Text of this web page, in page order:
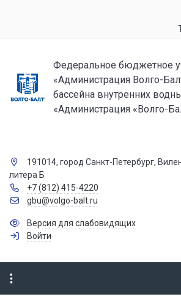
Федеральное бюджетное
«Администрация Волго-
бассейна внутренних
«Администрация «Волго-
191014, город Санкт-Петербург,
литера Б
+7 (812) 415-4220
gbu@volgo-balt.ru
Версия для слабовидящих
Войти